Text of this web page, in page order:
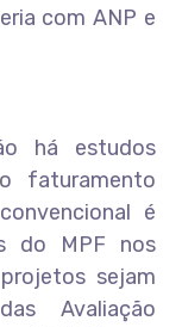
com ANP e
há estudos
faturamento
é
do MPF nos
sejam
Avaliação